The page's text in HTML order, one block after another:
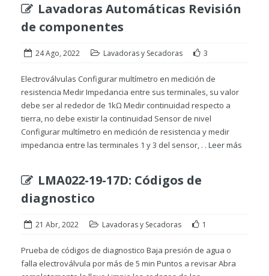
Lavadoras Automáticas Revisión
de componentes
24 Ago, 2022 Lavadoras y Secadoras 3
Electroválvulas Configurar multímetro en medición de
resistencia Medir Impedancia entre sus terminales, su valor
debe ser al rededor de 1kΩ Medir continuidad respecto a
tierra, no debe existir la continuidad Sensor de nivel
Configurar multímetro en medición de resistencia y medir
impedancia entre las terminales 1 y 3 del sensor, . . Leer más
LMA022-19-17D: Códigos de
diagnostico
21 Abr, 2022 Lavadoras y Secadoras 1
Prueba de códigos de diagnostico Baja presión de agua o
falla electroválvula por más de 5 min Puntos a revisar Abra